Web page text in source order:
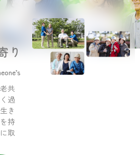
り
共
過
き
持
取